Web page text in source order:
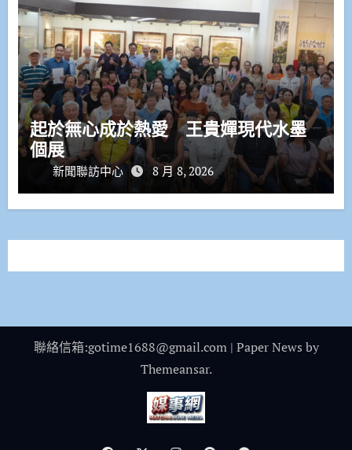
起於無心成於熱愛 王貴嬋現代水墨
個展
新聞聯訪中心 8 月 8, 2026
聯絡信箱:gotime1688@gmail.com | Paper News by
Themeansar.